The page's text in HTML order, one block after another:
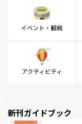
イベント・観戦
アクティビティ
新刊ガイドブック